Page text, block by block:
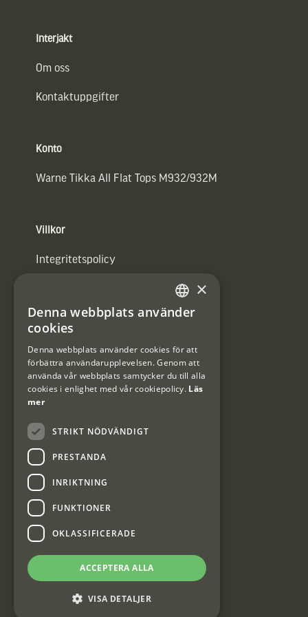
Interjakt
Om oss
Kontaktuppgifter
Konto
Warne Tikka All Flat Tops M932/932M
Villkor
Integritetspolicy
#Interjaktfamily
Kundklubb
Information om kundklubben.
Interjakt Sweden AB, Årjäng
SWEDISH
×
Denna webbplats använder
cookies
Denna webbplats använder cookies för att
förbättra användarupplevelsen. Genom att
använda vår webbplats samtycker du till alla
cookies i enlighet med vår cookiepolicy. Läs
mer
STRIKT NÖDVÄNDIGT
PRESTANDA
INRIKTNING
FUNKTIONER
OKLASSIFICERADE
ACCEPTERA ALLA
VISA DETALJER